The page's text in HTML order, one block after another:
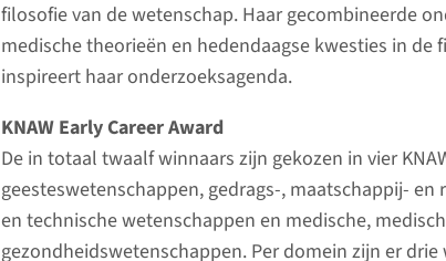
filosofie van de wetenschap. Haar gecombineerde
medische theorieën en hedendaagse kwesties in de
inspireert haar onderzoeksagenda.
KNAW Early Career Award
De in totaal twaalf winnaars zijn gekozen in vier
geesteswetenschappen, gedrags-, maatschappij-
en technische wetenschappen en medische,
gezondheidswetenschappen. Per domein zijn er